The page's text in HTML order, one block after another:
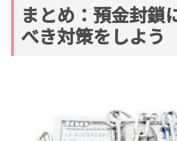
まとめ：預金封鎖
べき対策をしよう